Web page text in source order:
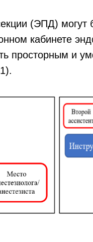
(ЭПД) могут
кабинете
просторным и